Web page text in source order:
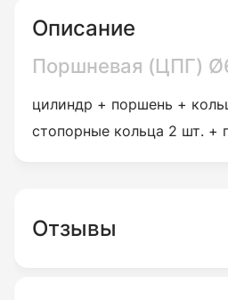
Описание
Поршневая (ЦПГ)
цилиндр + поршень +
стопорные кольца 2 шт. +
Отзывы